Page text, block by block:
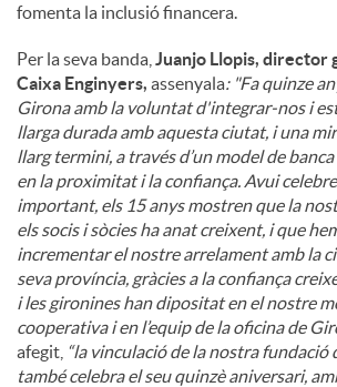
fomenta la inclusió financera.
Per la seva banda, Juanjo Llopis, director
Caixa Enginyers, assenyala: "Fa quinze
Girona amb la voluntat d'integrar-nos i
llarga durada amb aquesta ciutat, i una
llarg termini, a través d’un model de
en la proximitat i la confiança. Avui
important, els 15 anys mostren que la
els socis i sòcies ha anat creixent, i que
incrementar el nostre arrelament amb la
seva província, gràcies a la confiança
i les gironines han dipositat en el nostre
cooperativa i en l’equip de la oficina de
afegit, “la vinculació de la nostra fundació
també celebra el seu quinzè aniversari,